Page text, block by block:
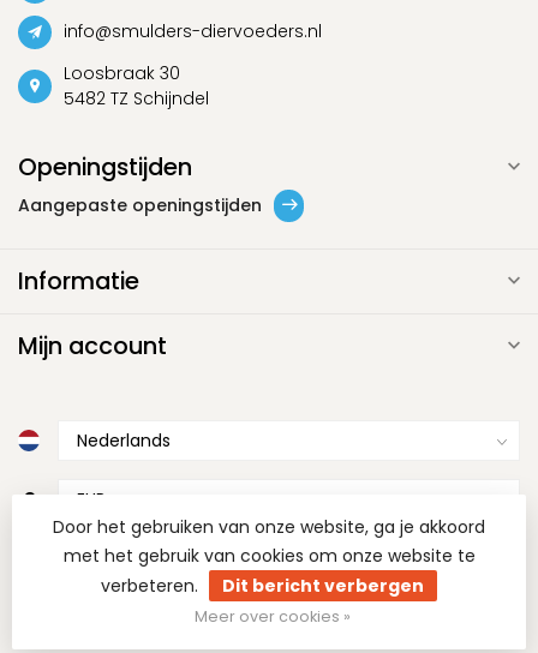
info@smulders-diervoeders.nl
Loosbraak 30
5482 TZ Schijndel
Openingstijden
Aangepaste openingstijden
Informatie
Mijn account
€
Door het gebruiken van onze website, ga je akkoord
met het gebruik van cookies om onze website te
verbeteren.
Dit bericht verbergen
Meer over cookies »